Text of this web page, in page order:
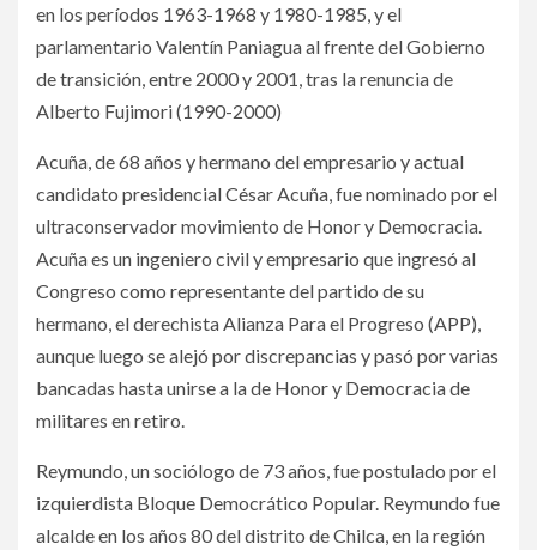
en los períodos 1963-1968 y 1980-1985, y el
parlamentario Valentín Paniagua al frente del Gobierno
de transición, entre 2000 y 2001, tras la renuncia de
Alberto Fujimori (1990-2000)
Acuña, de 68 años y hermano del empresario y actual
candidato presidencial César Acuña, fue nominado por el
ultraconservador movimiento de Honor y Democracia.
Acuña es un ingeniero civil y empresario que ingresó al
Congreso como representante del partido de su
hermano, el derechista Alianza Para el Progreso (APP),
aunque luego se alejó por discrepancias y pasó por varias
bancadas hasta unirse a la de Honor y Democracia de
militares en retiro.
Reymundo, un sociólogo de 73 años, fue postulado por el
izquierdista Bloque Democrático Popular. Reymundo fue
alcalde en los años 80 del distrito de Chilca, en la región